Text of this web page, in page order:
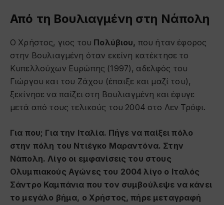
Από τη Βουλιαγμένη στη Νάπολη
Ο Χρήστος, γιος του Πολύβιου, που ήταν έφορος
στην Βουλιαγμένη όταν εκείνη κατέκτησε το
Κυπελλούχων Ευρώπης (1997), αδελφός του
Γιώργου και του Ζάχου (έπαιξε και μαζί του),
ξεκίνησε να παίζει στη Βουλιαγμένη και έφυγε
μετά από τους τελικούς του 2004 στο Λεν Τρόφι.
Για που; Για την Ιταλία. Πήγε να παίξει πόλο
στην πόλη του Ντιέγκο Μαραντόνα. Στην
Νάπολη. Λίγο οι εμφανίσεις του στους
Ολυμπιακούς Αγώνες του 2004 λίγο ο Ιταλός
Σάντρο Καμπάνια που τον συμβούλεψε να κάνει
το μεγάλο βήμα, ο Χρήστος, πήρε μεταγραφή